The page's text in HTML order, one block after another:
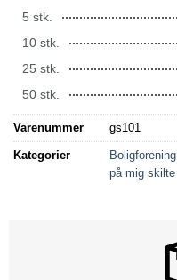
5 stk.
10 stk.
25 stk.
50 stk.
Varenummer gs101
Kategorier Boligforening
på mig skilte